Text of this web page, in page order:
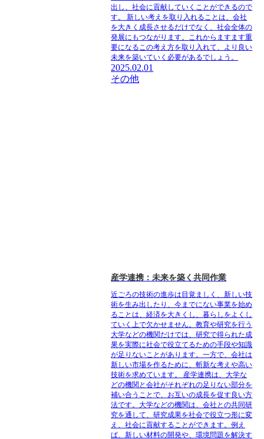
出し、社会に貢献していくことができるので
す。 新しい考えを取り入れることは、会社
を大きく成長させるだけでなく、社会全体の
発展にもつながります。これからますます重
要になるこの考え方を取り入れて、より良い
未来を築いていく必要があるでしょう。
2025.02.01
その他
産学連携：未来を築く共同作業
近ごろの技術の進歩は目覚ましく、新しい技
術を生み出したり、今までにない事業を始め
ることは、経済を大きくし、暮らしをよくし
ていく上で欠かせません。教育や研究を行う
大学などの機関だけでは、研究で得られた成
果を実際に社会で役立てるための手段や知識
が足りないことがあります。一方で、会社は
新しい市場を作るために、斬新な考えや高い
技術を求めています。 産学連携は、大学な
どの機関と会社がそれぞれの足りない部分を
補い合うことで、お互いの成長を促す良い方
法です。大学などの機関は、会社との共同研
究を通して、研究成果を社会で役立つ形に変
え、社会に貢献することができます。例え
ば、新しい材料の開発や、環境問題を解決す